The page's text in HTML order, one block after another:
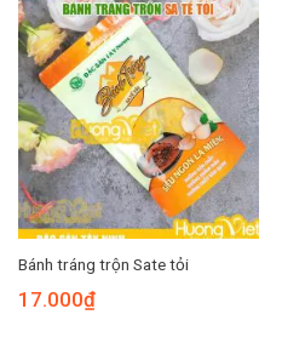
Bánh tráng trộn Sate tỏi
17.000₫